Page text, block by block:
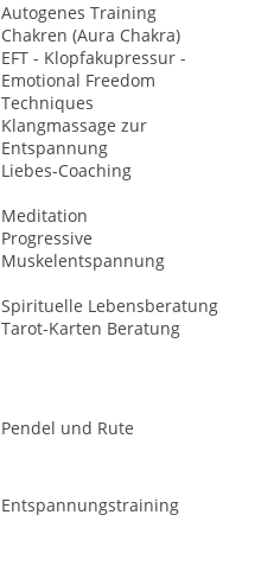
Autogenes Training
Chakren (Aura Chakra)
EFT - Klopfakupressur -
Emotional Freedom
Techniques
Klangmassage zur
Entspannung
Liebes-Coaching
Meditation
Progressive
Muskelentspannung
Spirituelle Lebensberatung
Tarot-Karten Beratung
Pendel und Rute
Entspannungstraining